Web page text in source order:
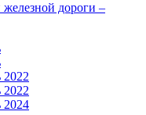
дороги –